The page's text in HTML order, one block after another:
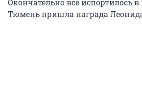
Окончательно всё испортилось в
Тюмень пришла награда